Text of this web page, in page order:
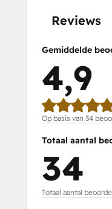
Reviews
Gemiddelde
4,9
Op basis van 34
Totaal aantal
34
Totaal aantal